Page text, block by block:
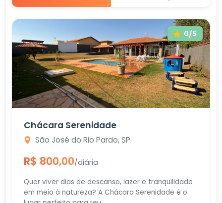
0/5
Chácara Serenidade
São José do Rio Pardo, SP
R$ 800,00/diária
Quer viver dias de descanso, lazer e tranquilidade
em meio à natureza? A Chácara Serenidade é o